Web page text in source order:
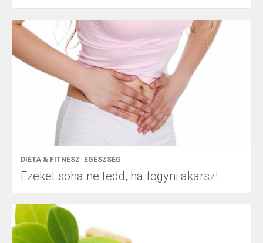
DIÉTA & FITNESZ EGÉSZSÉG
Ezeket soha ne tedd, ha fogyni akarsz!